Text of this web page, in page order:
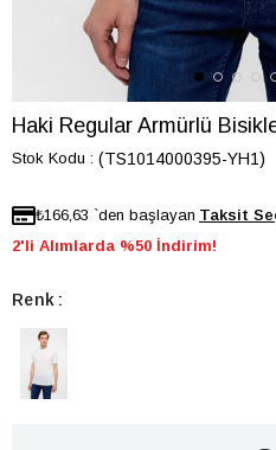
Haki Regular Armürlü
Stok Kodu (TS1014000395-YH1)
₺166,63 `den başlayan
2'li Alımlarda %50 İndirim!
Renk